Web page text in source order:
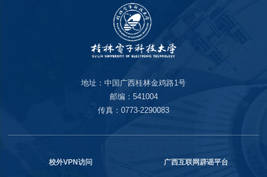
地址：中国广西桂林金鸡路1号
邮编：541004
传真：0773-2290083
校外VPN访问 广西互联网辟谣平台